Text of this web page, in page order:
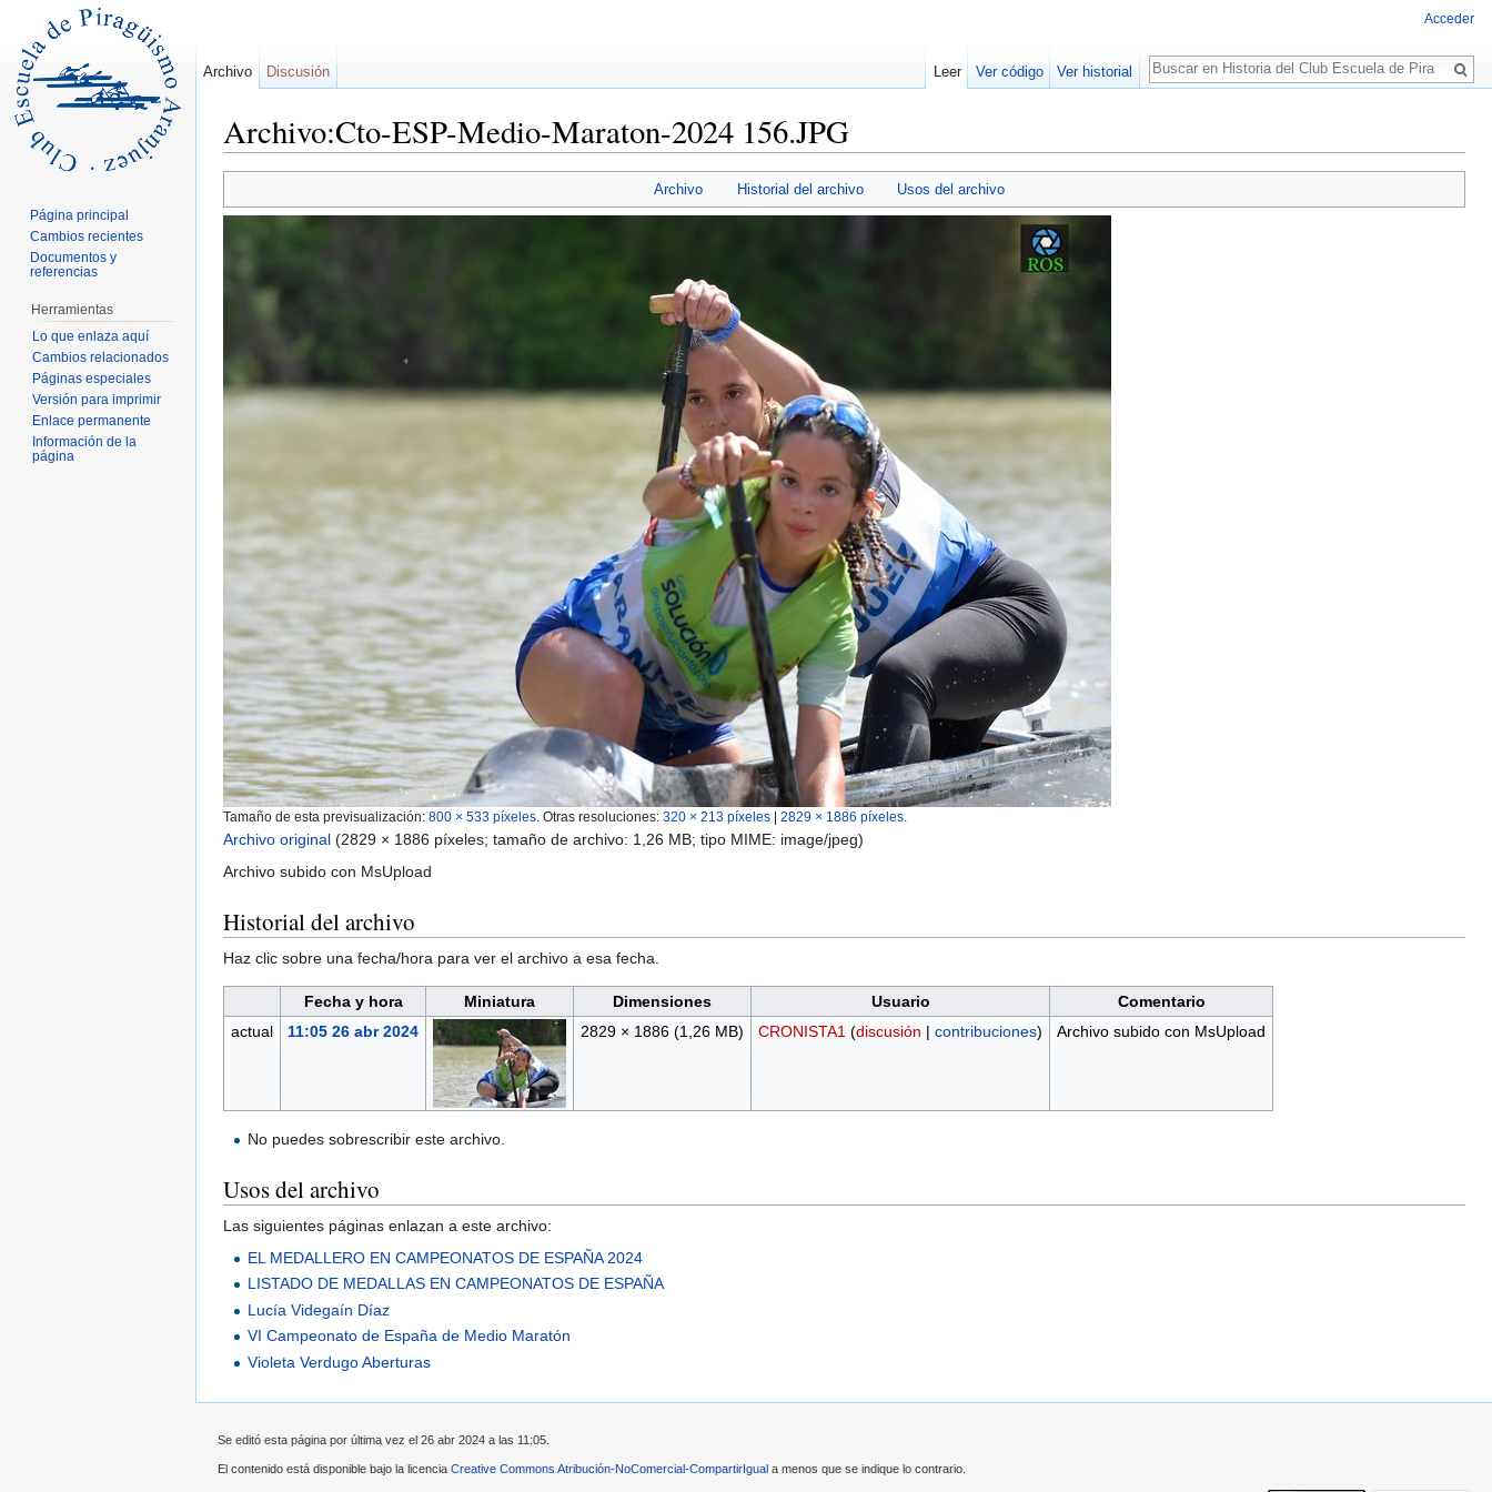
Archivo:Cto-ESP-Medio-Maraton-2024 156.JPG
Archivo Historial del archivo Usos del archivo
Tamaño de esta previsualización: 800 × 533 píxeles Otras resoluciones: 320 × 213 píxeles 2829 × 1886 píxeles
Archivo original (2829 × 1886 píxeles; tamaño de archivo: 1,26 MB; tipo MIME: image/jpeg)
Archivo subido con MsUpload
Historial del archivo
Haz clic sobre una fecha/hora para ver el archivo a esa fecha.
Fecha y hora Miniatura Dimensiones Usuario
Comentario
actual
11:05 26 abr 2024 2829 × 1886 (1,26 MB) CRONISTA1 (discusión | contribuciones) Archivo subido con MsUpload
No puedes sobrescribir este archivo.
Usos del archivo
Las siguientes páginas enlazan a este archivo:
EL MEDALLERO EN CAMPEONATOS DE ESPAÑA 2024
LISTADO DE MEDALLAS EN CAMPEONATOS DE ESPAÑA
Lucía Videgaín Díaz
VI Campeonato de España de Medio Maratón
Violeta Verdugo Aberturas
Acceder
Archivo Discusión Leer Ver código Ver historial
Buscar
Página principal
Cambios recientes
Documentos y
referencias
Herramientas
Lo que enlaza aquí
Cambios relacionados
Páginas especiales
Versión para imprimir
Enlace permanente
Información de la
página
Se editó esta página por última vez el 26 abr 2024 a las 11:05.
El contenido está disponible bajo la licencia Creative Commons Atribución-NoComercial-CompartirIgual a menos que se indique lo contrario.